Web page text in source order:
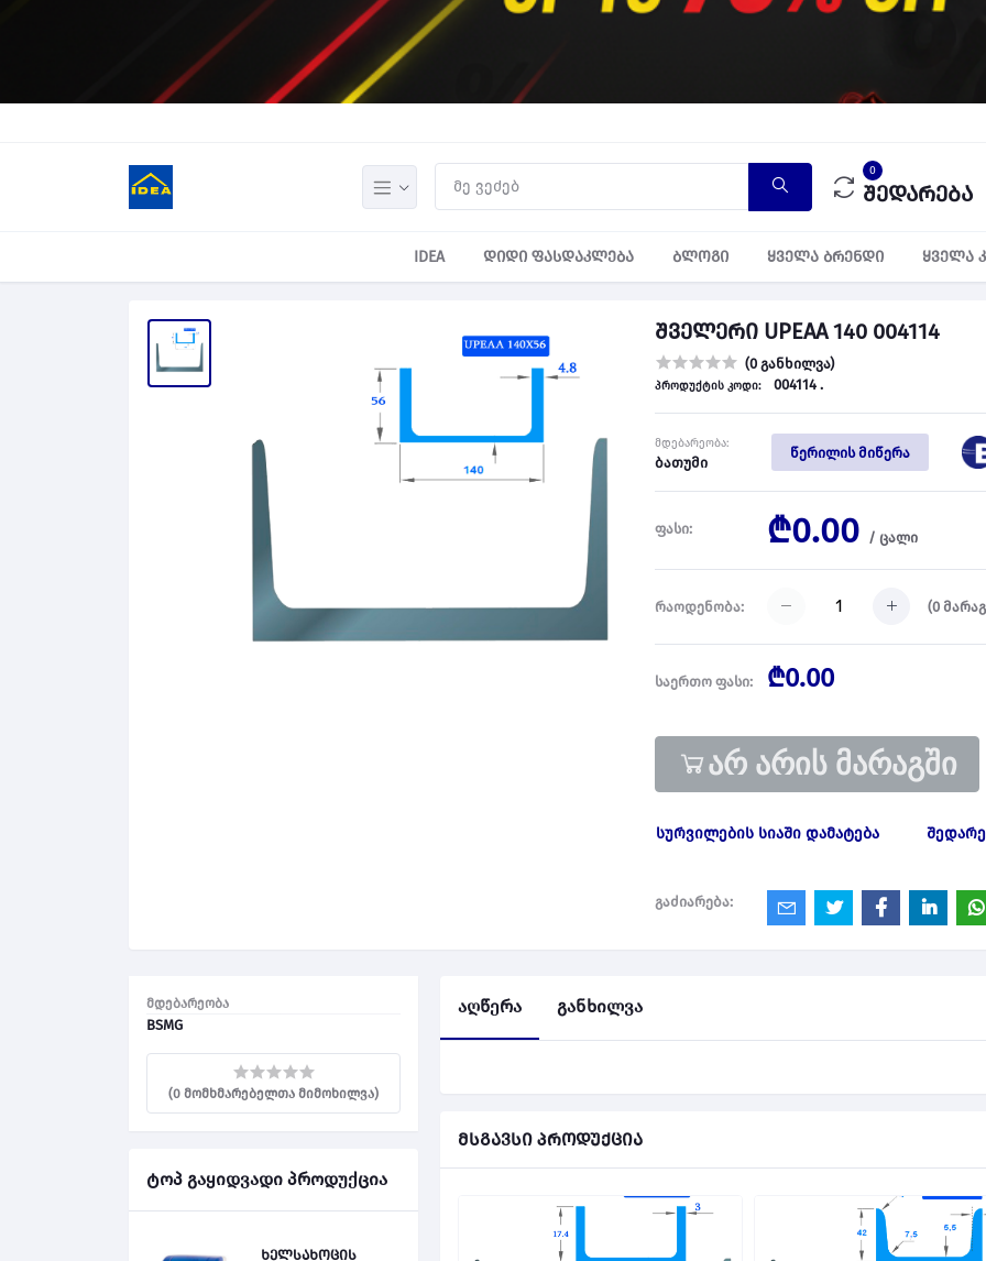
0
შედარება
IDEA დიდი ფასდაკლება ბლოგი ყველა ბრენდი ყველა
შველერი UPEAA 140 004114
(0 განხილვა)
პროდუქტის კოდი: 004114 .
მდებარეობა:
ბათუმი
წერილის მიწერა
ფასი: ₾0.00 /ცალი
რაოდენობა: (0
საერთო ფასი: ₾0.00
არ არის მარაგში
სურვილების სიაში დამატება
გაძიარება:
მდებარეობა
BSMG
(0 მომხმარებელთა მიმოხილვა)
ტოპ გაყიდვადი პროდუქცია
ხელსახოცის
აღწერა განხილვა
მსგავსი პროდუქცია